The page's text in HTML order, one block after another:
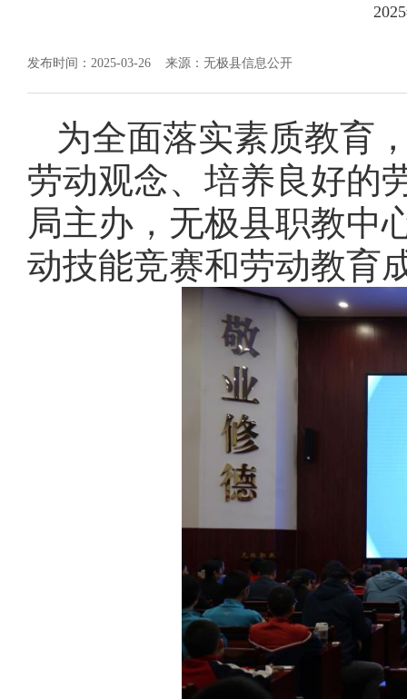
发布时间：2025-03-26 来源：无极县信息公开
为全面落实素质教育
劳动观念、培养良好的
局主办，无极县职教中
动技能竞赛和劳动教育